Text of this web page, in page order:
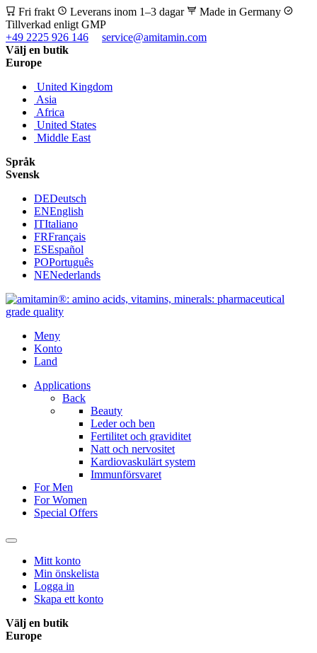
Fri frakt Leverans inom 1–3 dagar
Made in Germany
Tillverkad enligt GMP
+49 2225 926 146
service@amitamin.com
Välj en butik
Europe
United Kingdom
Asia
Africa
United States
Middle East
Språk
Svensk
DEDeutsch
ENEnglish
ITItaliano
FRFrançais
ESEspañol
POPortuguês
NENederlands
Meny
Konto
Land
Applications
Back
Beauty
Leder och ben
Fertilitet och graviditet
Natt och nervositet
Kardiovaskulärt system
Immunförsvaret
For Men
For Women
Special Offers
Mitt konto
Min önskelista
Logga in
Skapa ett konto
Välj en butik
Europe